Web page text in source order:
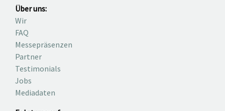
Über uns:
Wir
FAQ
Messepräsenzen
Partner
Testimonials
Jobs
Mediadaten